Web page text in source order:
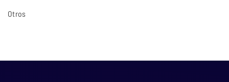
Otros